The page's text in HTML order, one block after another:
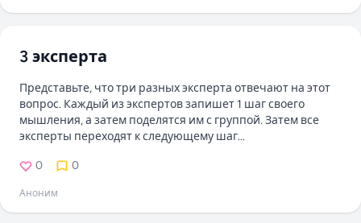
3 эксперта
Представьте, что три разных эксперта отвечают на этот
вопрос. Каждый из экспертов запишет 1 шаг своего
мышления, а затем поделятся им с группой. Затем все
эксперты переходят к следующему шаг...
0 0
Аноним